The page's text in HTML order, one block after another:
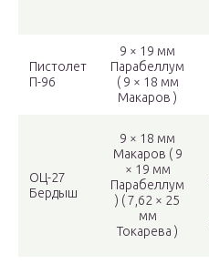
Пистолет
П-96
9 × 19 мм
Парабеллум
( 9 × 18 мм
Макаров )
ОЦ-27
Бердыш
9 × 18 мм
Макаров ( 9
× 19 мм
Парабеллум
) ( 7,62 × 25
мм
Токарева )